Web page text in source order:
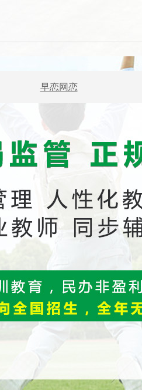
早恋网恋